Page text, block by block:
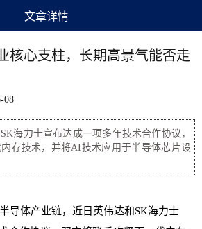
文章详情
核心支柱，长期高景气能否走
08
海力士宣布达成一项多年技术合作协议，
存技术，并将AI技术应用于半导体芯片设
导体产业链，近日英伟达和SK海力士